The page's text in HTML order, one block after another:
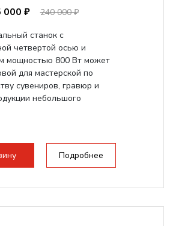
000 ₽
240 000 ₽
станок с
четвертой осью и
мощностью 800 Вт может
для мастерской по
сувениров, гравюр и
небольшого
Подробнее